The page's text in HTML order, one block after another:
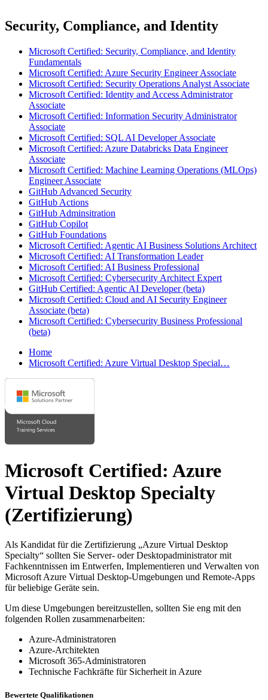
Security, Compliance, and Identity
Microsoft Certified: Security, Compliance, and Identity
Fundamentals
Microsoft Certified: Azure Security Engineer Associate
Microsoft Certified: Security Operations Analyst Associate
Microsoft Certified: Identity and Access Administrator
Associate
Microsoft Certified: Information Security Administrator
Associate
Microsoft Certified: SQL AI Developer Associate
Microsoft Certified: Azure Databricks Data Engineer
Associate
Microsoft Certified: Machine Learning Operations (MLOps)
Engineer Associate
GitHub Advanced Security
GitHub Actions
GitHub Adminsitration
GitHub Copilot
GitHub Foundations
Microsoft Certified: Agentic AI Business Solutions Architect
Microsoft Certified: AI Transformation Leader
Microsoft Certified: AI Business Professional
Microsoft Certified: Cybersecurity Architect Expert
GitHub Certified: Agentic AI Developer (beta)
Microsoft Certified: Cloud and AI Security Engineer
Associate (beta)
Microsoft Certified: Cybersecurity Business Professional
(beta)
Home
Microsoft Certified: Azure Virtual Desktop Special…
Microsoft Certified: Azure
Virtual Desktop Specialty
(Zertifizierung)
Als Kandidat für die Zertifizierung „Azure Virtual Desktop
Specialty“ sollten Sie Server- oder Desktopadministrator mit
Fachkenntnissen im Entwerfen, Implementieren und Verwalten von
Microsoft Azure Virtual Desktop-Umgebungen und Remote-Apps
für beliebige Geräte sein.
Um diese Umgebungen bereitzustellen, sollten Sie eng mit den
folgenden Rollen zusammenarbeiten:
Azure-Administratoren
Azure-Architekten
Microsoft 365-Administratoren
Technische Fachkräfte für Sicherheit in Azure
Bewertete Qualifikationen